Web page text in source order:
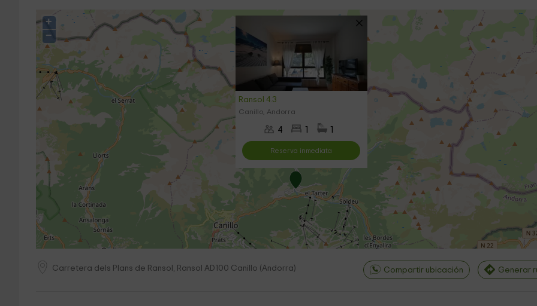
Ransol 4.3
Canillo, Andorra
4
Reserva inmediata
+
−
Carretera dels Plans de Ransol, Ransol AD100 Canillo (Andorra) Compartir ubicación Generar